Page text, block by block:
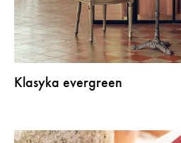
Klasyka evergreen